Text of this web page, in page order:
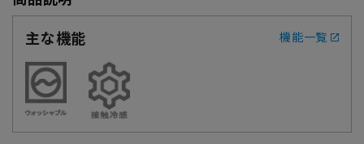
主な機能
機能一覧